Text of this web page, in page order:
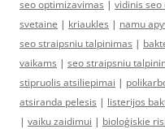
seo optimizavimas | vidinis
svetaine | kriaukles | namu
seo straipsniu talpinimas |
vaikams | seo straipsniu
stipruolis atsiliepimai |
atsiranda pelesis | listerijos
| vaiku zaidimui | bioloģiskie